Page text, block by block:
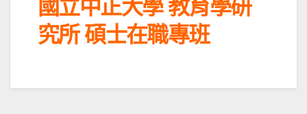
國立中正大學 教育學研
究所 碩士在職專班